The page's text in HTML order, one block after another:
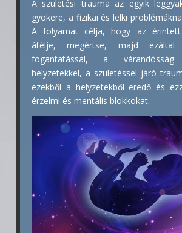
A születési trauma az egyik
gyökere, a fizikai és lelki
A folyamat célja, hogy az
átélje, megértse, majd ezáltal
fogantatással, a
helyzetekkel, a születéssel járó
ezekből a helyzetekből eredő és
érzelmi és mentális blokkokat.